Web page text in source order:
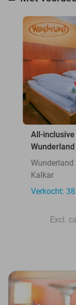
All-
Wunderland
Kalkar
Verkocht:
Excl.